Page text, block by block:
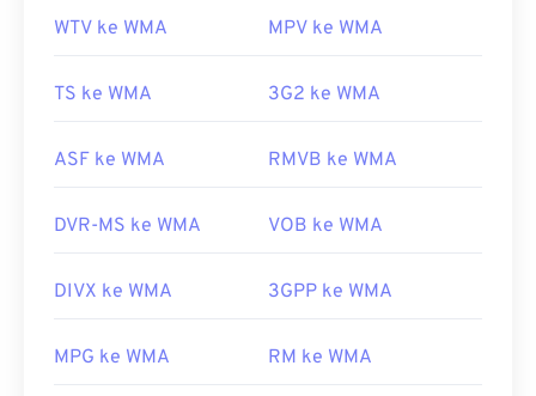
WTV ke WMA MPV ke WMA
TS ke WMA 3G2 ke WMA
ASF ke WMA RMVB ke WMA
DVR-MS ke WMA VOB ke WMA
DIVX ke WMA 3GPP ke WMA
MPG ke WMA RM ke WMA